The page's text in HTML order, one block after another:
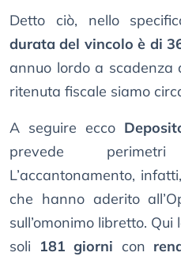
Detto ciò, nello
durata del vincolo è di
annuo lordo a scadenza
ritenuta fiscale siamo
A seguire ecco
prevede
L’accantonamento,
che hanno aderito
sull’omonimo libretto. Qui
soli
181 giorni con